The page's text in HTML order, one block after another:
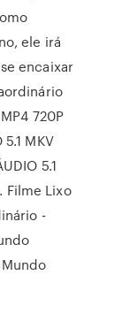
ele irá
encaixar
720P
MKV
5.1
Filme Lixo
-